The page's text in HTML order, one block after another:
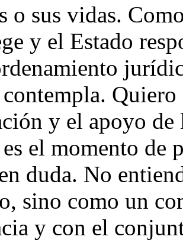
o sus vidas.
y el Estado
contempla.
y el apoyo de
es el momento de
duda. No
sino como un
y con el